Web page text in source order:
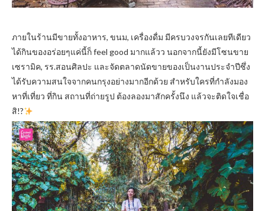
ภายในร้านมีขายทั้งอาหาร, ขนม, เครื่องดื่ม มีครบวงจรกันเลยทีเดียว
ได้กินของอร่อยๆแค่นี้ก็ feel good มากแล้วว นอกจากนี้ยังมีโซนขาย
เซรามิค, รร.สอนศิลปะ และจัดตลาดนัดขายของเป็นงานประจำปีซึ่ง
ได้รับความสนใจจากคนกรุงอย่างมากอีกด้วย สำหรับใครที่กำลังมอง
หาที่เที่ยว ที่กิน สถานที่ถ่ายรูป ต้องลองมาสักครั้งนึง แล้วจะติดใจเชื่อ
สิ!?